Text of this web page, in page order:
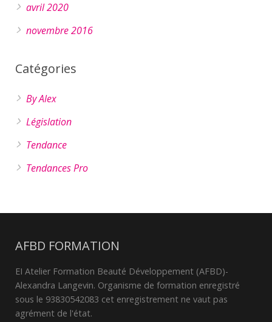
avril 2020
novembre 2016
Catégories
By Alex
Législation
Tendance
Tendances Pro
AFBD FORMATION
EI Atelier Formation Beauté Développement (AFBD)-
Alexandra Langevin. Organisme de formation enregistré
sous le 93830542083 cet enregistrement ne vaut pas
agrément de l'état.